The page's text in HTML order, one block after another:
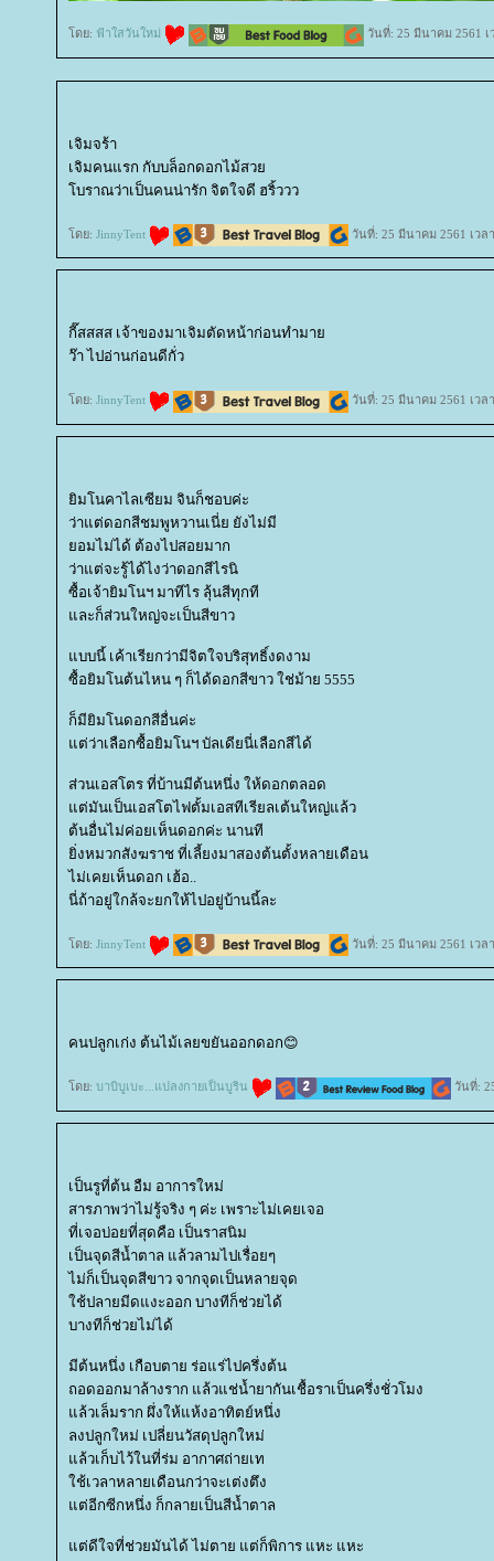
ดย: ฟ้าใสวันใหม่ วันที่: 25 มีนาคม 2561 เ
เจิมจร้า
เจิมคนแรก กับบล็อกดอกไม้สว
บราณว่าเป็นคนน่ารัก จิตใจดี ฮริ้ววว
ดย: JinnyTent วันที่: 25 มีนาคม 2561 เวล
กี๊สสสส เจ้าของมาเจิมตัดหน้าก่อนทำมา
ว๊า ไปอ่านก่อนดีกั่ว
ดย: JinnyTent วันที่: 25 มีนาคม 2561 เวล
ิมโนคาไลเซียม จินก็ชอบค่ะ
ว่าแต่ดอกสีชมพูหวานเนี่ย ยังไม่มี
อมไม่ได้ ต้องไปสอยมาก
ว่าแต่จะรู้ได้ไงว่าดอกสีไรนิ
ซื้อเจ้ายิมโนฯ มาทีไร ลุ้นสีทุกที
ละก็ส่วนใหญ่จะเป็นสีขาว
บบนี้ เค้าเรียกว่ามีจิตใจบริสุทธิ์งดงาม
ซื้อยิมโนต้นไหน ๆ ก็ได้ดอกสีขาว ใช่ม้าย 5555
ก็มียิมโนดอกสีอื่นค่ะ
ต่ว่าเลือกซื้อยิมโนฯ บัลเดียนี่เลือกสีได้
ส่วนเอสโตร ที่บ้านมีต้นหนึ่ง ให้ดอกตลอด
ต่มันเป็นเอสโตไฟตั้มเอสทีเรียลเต้นใหญ่แล้ว
ต้นอื่นไม่ค่อยเห็นดอกค่ะ นานที
ิ่งหมวกสังฆราช ที่เลี้ยงมาสองต้นตั้งหลายเดือน
ไม่เคยเห็นดอก เฮ้อ..
นี่ถ้าอยู่ใกล้จะยกให้ไปอยู่บ้านนี้ละ
ดย: JinnyTent วันที่: 25 มีนาคม 2561 เวล
คนปลูกเก่ง ต้นไม้เลยขยันออกดอก😊
ดย: บาบิบูเบะ...แปลงกายเป็นบูริน วันที่:
เป็นรูที่ต้น อืม อาการใหม่
สารภาพว่าไม่รู้จริง ๆ ค่ะ เพราะไม่เคยเจอ
ที่เจอบ่อยที่สุดคือ เป็นราสนิม
เป็นจุดสีน้ำตาล แล้วลามไปเรื่อยๆ
ไม่ก็เป็นจุดสีขาว จากจุดเป็นหลายจุด
ช้ปลายมีดแงะออก บางทีก็ช่วยได้
บางทีก็ช่วยไม่ได้
มีต้นหนึ่ง เกือบตาย ร่อแร่ไปครึ่งต้น
ถอดออกมาล้างราก แล้วแช่น้ำยากันเชื้อราเป็นครึ่งชั่วโมง
ล้วเล็มราก ผึ่งให้แห้งอาทิตย์หนึ่ง
ลงปลูกใหม่ เปลี่ยนวัสดุปลูกใหม่
ล้วเก็บไว้ในที่ร่ม อากาศถ่ายเท
ช้เวลาหลายเดือนกว่าจะเต่งตึง
ต่อีกซีกหนึ่ง ก็กลายเป็นสีน้ำตาล
ต่ดีใจที่ช่วยมันได้ ไม่ตาย แต่ก็พิการ แหะ แหะ